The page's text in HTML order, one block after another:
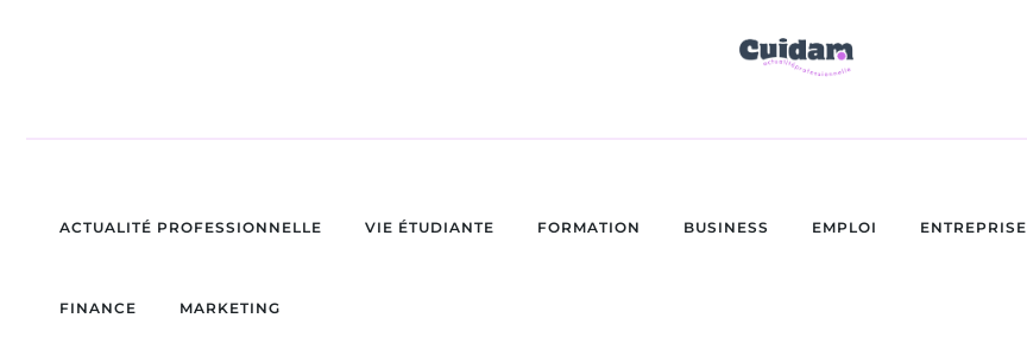
ACTUALITÉ PROFESSIONNELLE VIE ÉTUDIANTE FORMATION BUSINESS EMPLOI ENTREPRISE
FINANCE MARKETING